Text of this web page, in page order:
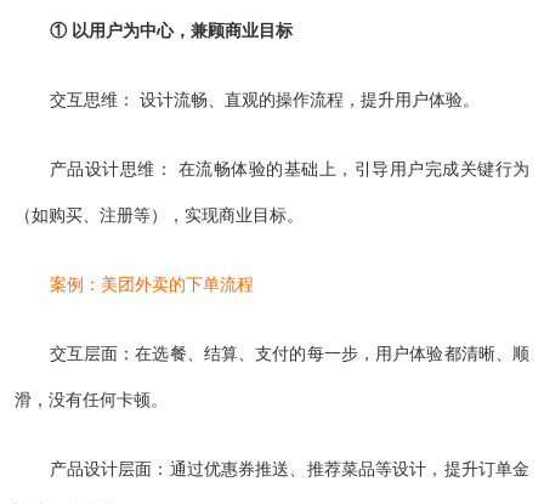
① 以用户为中心，兼顾商业目标
交互思维： 设计流畅、直观的操作流程，提升用户体验。
产品设计思维： 在流畅体验的基础上，引导用户完成关键行为
（如购买、注册等），实现商业目标。
案例：美团外卖的下单流程
交互层面：在选餐、结算、支付的每一步，用户体验都清晰、顺
滑，没有任何卡顿。
产品设计层面：通过优惠券推送、推荐菜品等设计，提升订单金